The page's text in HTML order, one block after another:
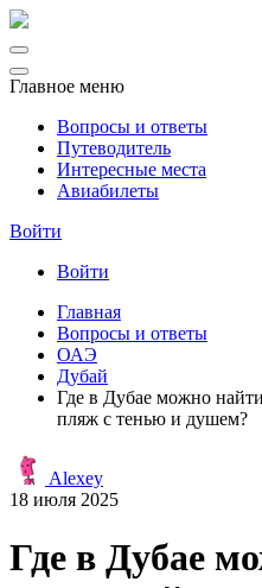
Главное меню
Вопросы и ответы
Путеводитель
Интересные места
Авиабилеты
Войти
Войти
Главная
Вопросы и ответы
ОАЭ
Дубай
Где в Дубае можно
пляж с тенью и душем?
Alexey
18 июля 2025
Где в Дубае